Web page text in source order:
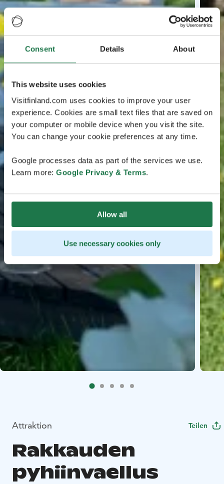
Consent Details About
This website uses cookies
Visitfinland.com uses cookies to improve your user
experience. Cookies are small text files that are saved on
your computer or mobile device when you visit the site.
You can change your cookie preferences at any time.
Google processes data as part of the services we use.
Learn more: Google Privacy & Terms.
Allow all
Use necessary cookies only
Attraktion Teilen
Rakkauden
pyhiinvaellus